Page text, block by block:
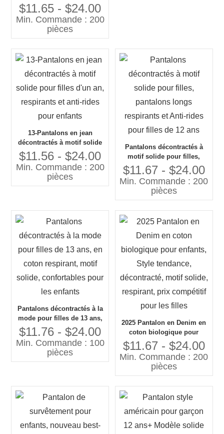
ans, pantalons respirants et
Anti-rides, vêtements
personnalisés pour enfants
de 30 ans en usine
$11.65 - $24.00
Min. Commande : 200
pièces
13-Pantalons en jean
décontractés à motif solide
pour filles d'un an,
respirants et anti-rides pour
enfants
$11.56 - $24.00
Min. Commande : 200
pièces
Pantalons décontractés à
motif solide pour filles,
pantalons longs respirants
et Anti-rides pour filles de
12 ans
$11.67 - $24.00
Min. Commande : 200
pièces
Pantalons décontractés à la
mode pour filles de 13 ans,
en coton respirant, motif
solide, confortables pour
les enfants
$11.76 - $24.00
Min. Commande : 100
pièces
2025 Pantalon en Denim en
coton biologique pour
enfants, Style tendance,
décontracté, motif solide,
respirant, prix compétitif
pour les filles
$11.67 - $24.00
Min. Commande : 200
pièces